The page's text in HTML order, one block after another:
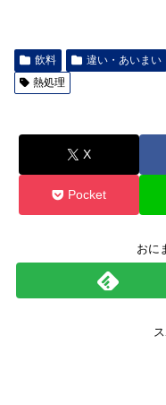
飲料 違い・あいまい
熱処理
X
Pocket
おに